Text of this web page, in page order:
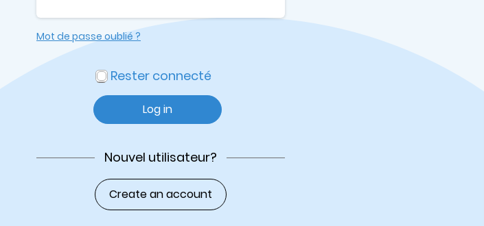
Rester connecté
Log in
Mot de passe oublié ?
Nouvel utilisateur?
Create an account